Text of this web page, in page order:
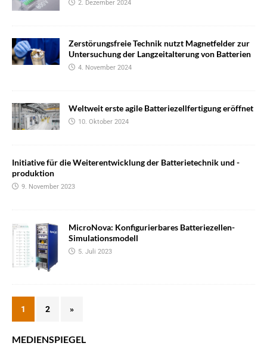
2. Dezember 2024
Zerstörungsfreie Technik nutzt Magnetfelder zur
Untersuchung der Langzeitalterung von Batterien
4. November 2024
Weltweit erste agile Batteriezellfertigung eröffnet
10. Oktober 2024
Initiative für die Weiterentwicklung der Batterietechnik und -
produktion
9. November 2023
MicroNova: Konfigurierbares Batteriezellen-
Simulationsmodell
5. Juli 2023
1 2 »
MEDIENSPIEGEL